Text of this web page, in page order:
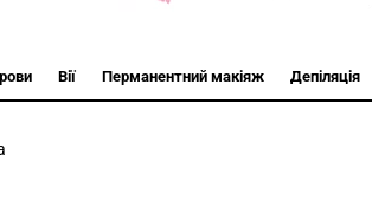
Вії Перманентний макіяж Депіляція